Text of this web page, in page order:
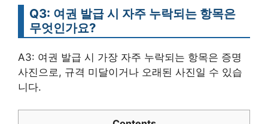
Q3: 여권 발급 시 자주 누락되는 항목은
무엇인가요?
A3: 여권 발급 시 가장 자주 누락되는 항목은 증명
사진으로, 규격 미달이거나 오래된 사진일 수 있습
니다.